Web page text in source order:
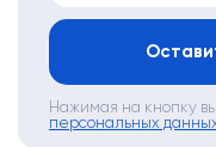
Нажимая на кнопку
персональных